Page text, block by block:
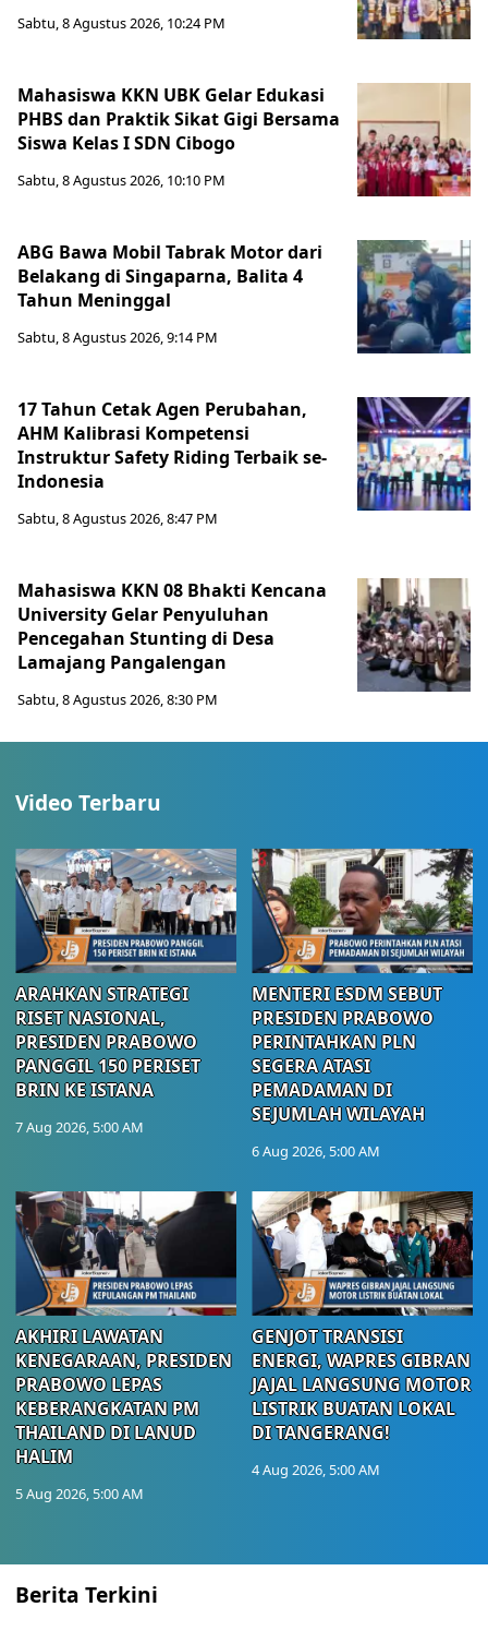
Sabtu, 8 Agustus 2026, 10:24 PM
Mahasiswa KKN UBK Gelar Edukasi
PHBS dan Praktik Sikat Gigi Bersama
Siswa Kelas I SDN Cibogo
Sabtu, 8 Agustus 2026, 10:10 PM
ABG Bawa Mobil Tabrak Motor dari
Belakang di Singaparna, Balita 4
Tahun Meninggal
Sabtu, 8 Agustus 2026, 9:14 PM
17 Tahun Cetak Agen Perubahan,
AHM Kalibrasi Kompetensi
Instruktur Safety Riding Terbaik se-
Indonesia
Sabtu, 8 Agustus 2026, 8:47 PM
Mahasiswa KKN 08 Bhakti Kencana
University Gelar Penyuluhan
Pencegahan Stunting di Desa
Lamajang Pangalengan
Sabtu, 8 Agustus 2026, 8:30 PM
Video Terbaru
ARAHKAN STRATEGI
RISET NASIONAL,
PRESIDEN PRABOWO
PANGGIL 150 PERISET
BRIN KE ISTANA
7 Aug 2026, 5:00 AM
MENTERI ESDM SEBUT
PRESIDEN PRABOWO
PERINTAHKAN PLN
SEGERA ATASI
PEMADAMAN DI
SEJUMLAH WILAYAH
6 Aug 2026, 5:00 AM
AKHIRI LAWATAN
KENEGARAAN, PRESIDEN
PRABOWO LEPAS
KEBERANGKATAN PM
THAILAND DI LANUD
HALIM
5 Aug 2026, 5:00 AM
GENJOT TRANSISI
ENERGI, WAPRES GIBRAN
JAJAL LANGSUNG MOTOR
LISTRIK BUATAN LOKAL
DI TANGERANG!
4 Aug 2026, 5:00 AM
Berita Terkini